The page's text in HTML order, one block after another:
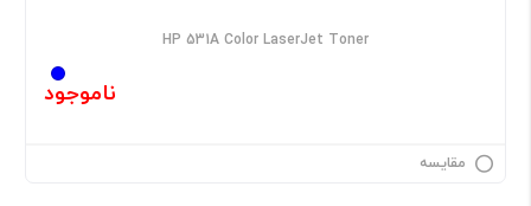
HP 531A Color LaserJet Toner
ناموجود
مقایسه